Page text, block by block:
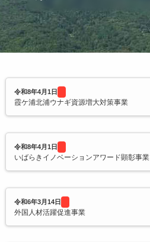
令和8年4月1日
霞ケ浦北浦ウナギ資源増大対策事業
令和8年4月1日
いばらきイノベーションアワード顕彰事業
令和6年3月14日
外国人材活躍促進事業